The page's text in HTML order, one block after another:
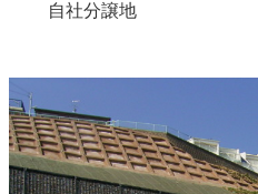
自社分譲地